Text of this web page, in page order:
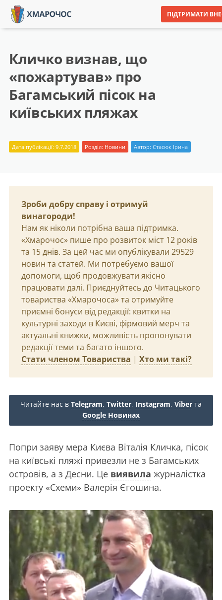
ПІДТРИМАТИ
Кличко визнав, що
«пожартував» про
Багамський пісок на
київських пляжах
Дата публікації: 9.7.2018 Розділ: Новини Автор: Стасюк Ірина
Зроби добру справу і отримуй
винагороди!
Нам як ніколи потрібна ваша підтримка.
«Хмарочос» пише про розвиток міст 12 років
та 15 днів. За цей час ми опублікували 29529
новин та статей. Ми потребуємо вашої
допомоги, щоб продовжувати якісно
працювати далі. Приєднуйтесь до Читацького
товариства «Хмарочоса» та отримуйте
приємні бонуси від редакції: квитки на
культурні заходи в Києві, фірмовий мерч та
актуальні книжки, можливість пропонувати
редакції теми та багато іншого.
Стати членом Товариства | Хто ми такі?
Читайте нас в Telegram, Twitter, Instagram, Viber та
Google Новинах
Попри заяву мера Києва Віталія Кличка, пісок
на київські пляжі привезли не з Багамських
островів, а з Десни. Це виявила журналістка
проекту «Схеми» Валерія Єгошина.